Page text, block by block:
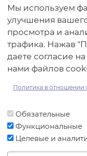
О нас
Наши проекты
Связь с нами
Общая
персональных
Политика
Политика
данных для
Мы используем
улучшения
просмотра и
трафика. Нажав
даете согласие
нами файлов
Политика в отношении
Обязательные
Функциональные
Целевые и